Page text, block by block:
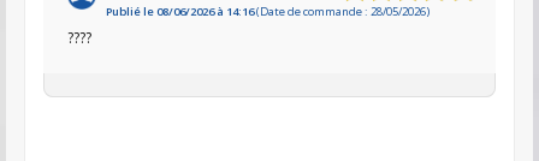
Publié le 08/06/2026 à 14:16(Date de commande : 28/05/2026)
????